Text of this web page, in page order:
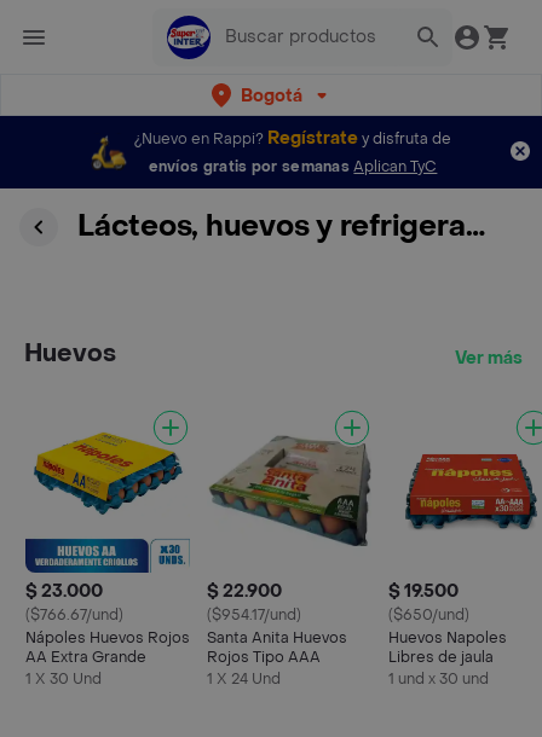
Bogotá
¿Nuevo en Rappi? Regístratey disfruta de
envíos gratis por semanas Aplican TyC
Lácteos, huevos y refrigerados
Huevos Ver más
$ 23.000
($766.67/und)
Nápoles Huevos Rojos
AA Extra Grande
1 X 30 Und
$ 22.900
($954.17/und)
Santa Anita Huevos
Rojos Tipo AAA
1 X 24 Und
$ 19.500
($650/und)
Huevos Napoles
Libres de jaula
1 und x 30 und